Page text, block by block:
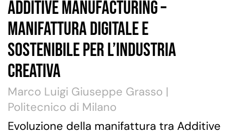
Additive Manufacturing –
Manifattura digitale e
sostenibile per l’Industria
Creativa
Marco Luigi Giuseppe Grasso |
Politecnico di Milano
Evoluzione della manifattura tra Additive